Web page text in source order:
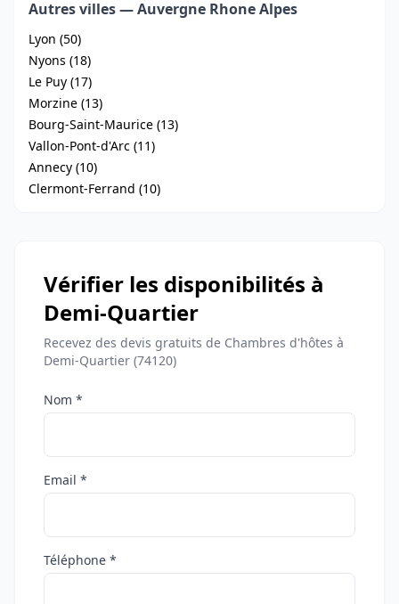
Autres villes — Auvergne Rhone Alpes
Lyon (50)
Nyons (18)
Le Puy (17)
Morzine (13)
Bourg-Saint-Maurice (13)
Vallon-Pont-d'Arc (11)
Annecy (10)
Clermont-Ferrand (10)
Vérifier les disponibilités à
Demi-Quartier
Recevez des devis gratuits de Chambres d'hôtes à
Demi-Quartier (74120)
Nom *
Email *
Téléphone *